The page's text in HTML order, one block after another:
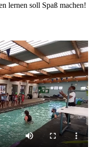
lernen soll Spaß machen!